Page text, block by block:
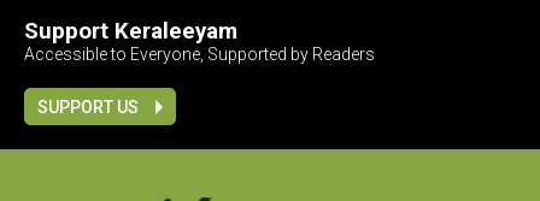
Support Keraleeyam
Accessible to Everyone, Supported by Readers
SUPPORT US